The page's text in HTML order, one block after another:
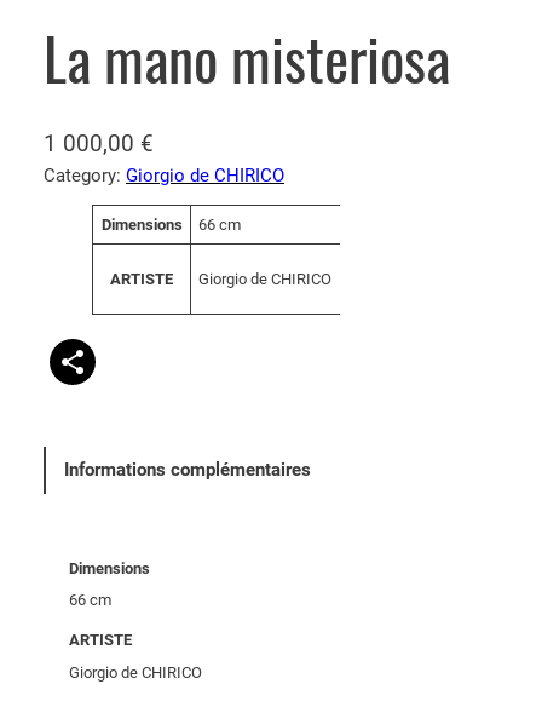
La mano misteriosa
1 000,00 €
Category: Giorgio de CHIRICO
A
tt
u
V
l
Dimensions 66 cm
ARTISTE Giorgio de CHIRICO
Informations complémentaires
Dimensions
66 cm
ARTISTE
Giorgio de CHIRICO